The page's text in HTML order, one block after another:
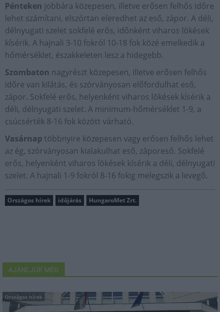
Pénteken jobbára közepesen, illetve erősen felhős időre
lehet számítani, elszórtan eleredhet az eső, zápor. A déli,
délnyugati szelet sokfelé erős, időnként viharos lökések
kísérik. A hajnali 3-10 fokról 10-18 fok közé emelkedik a
hőmérséklet, északkeleten lesz a hidegebb.
Szombaton nagyrészt közepesen, illetve erősen felhős
időre van kilátás, és szórványosan előfordulhat eső,
zápor. Sokfelé erős, helyenként viharos lökések kísérik a
déli, délnyugati szelet. A minimum-hőmérséklet 1-9, a
csúcsérték 8-16 fok között várható.
Vasárnap többnyire közepesen vagy erősen felhős lehet
az ég, szórványosan kialakulhat eső, záporeső. Sokfelé
erős, helyenként viharos lökések kísérik a déli, délnyugati
szelet. A hajnali 1-9 fokról 8-16 fokig melegszik a levegő.
Országos hírek időjárás HungaroMet Zrt.
AJÁNLJUK MÉG
Országos hírek